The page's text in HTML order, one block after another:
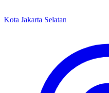
Kota Jakarta Selatan